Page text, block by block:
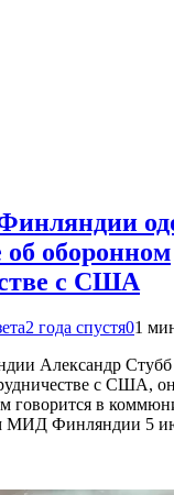
об оборонном
с США
2 года спустя01
Александр Стубб
с США,
говорится в
МИД Финляндии 5